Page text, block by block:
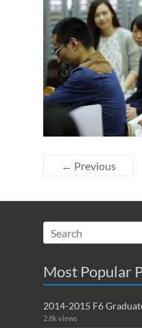
← Previous
Most Popular
2014-2015 F6
2.8k views